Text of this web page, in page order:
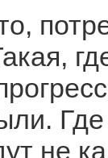
Где
не